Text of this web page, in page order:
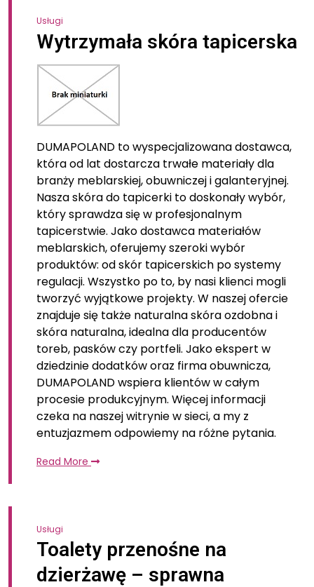
Usługi
Wytrzymała skóra tapicerska
DUMAPOLAND to wyspecjalizowana dostawca,
która od lat dostarcza trwałe materiały dla
branży meblarskiej, obuwniczej i galanteryjnej.
Nasza skóra do tapicerki to doskonały wybór,
który sprawdza się w profesjonalnym
tapicerstwie. Jako dostawca materiałów
meblarskich, oferujemy szeroki wybór
produktów: od skór tapicerskich po systemy
regulacji. Wszystko po to, by nasi klienci mogli
tworzyć wyjątkowe projekty. W naszej ofercie
znajduje się także naturalna skóra ozdobna i
skóra naturalna, idealna dla producentów
toreb, pasków czy portfeli. Jako ekspert w
dziedzinie dodatków oraz firma obuwnicza,
DUMAPOLAND wspiera klientów w całym
procesie produkcyjnym. Więcej informacji
czeka na naszej witrynie w sieci, a my z
entuzjazmem odpowiemy na różne pytania.
Read More
Usługi
Toalety przenośne na
dzierżawę – sprawna